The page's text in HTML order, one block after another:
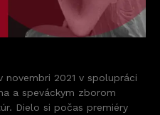
novembri 2021 v spolupráci
a speváckym zborom
Dielo si počas premiéry